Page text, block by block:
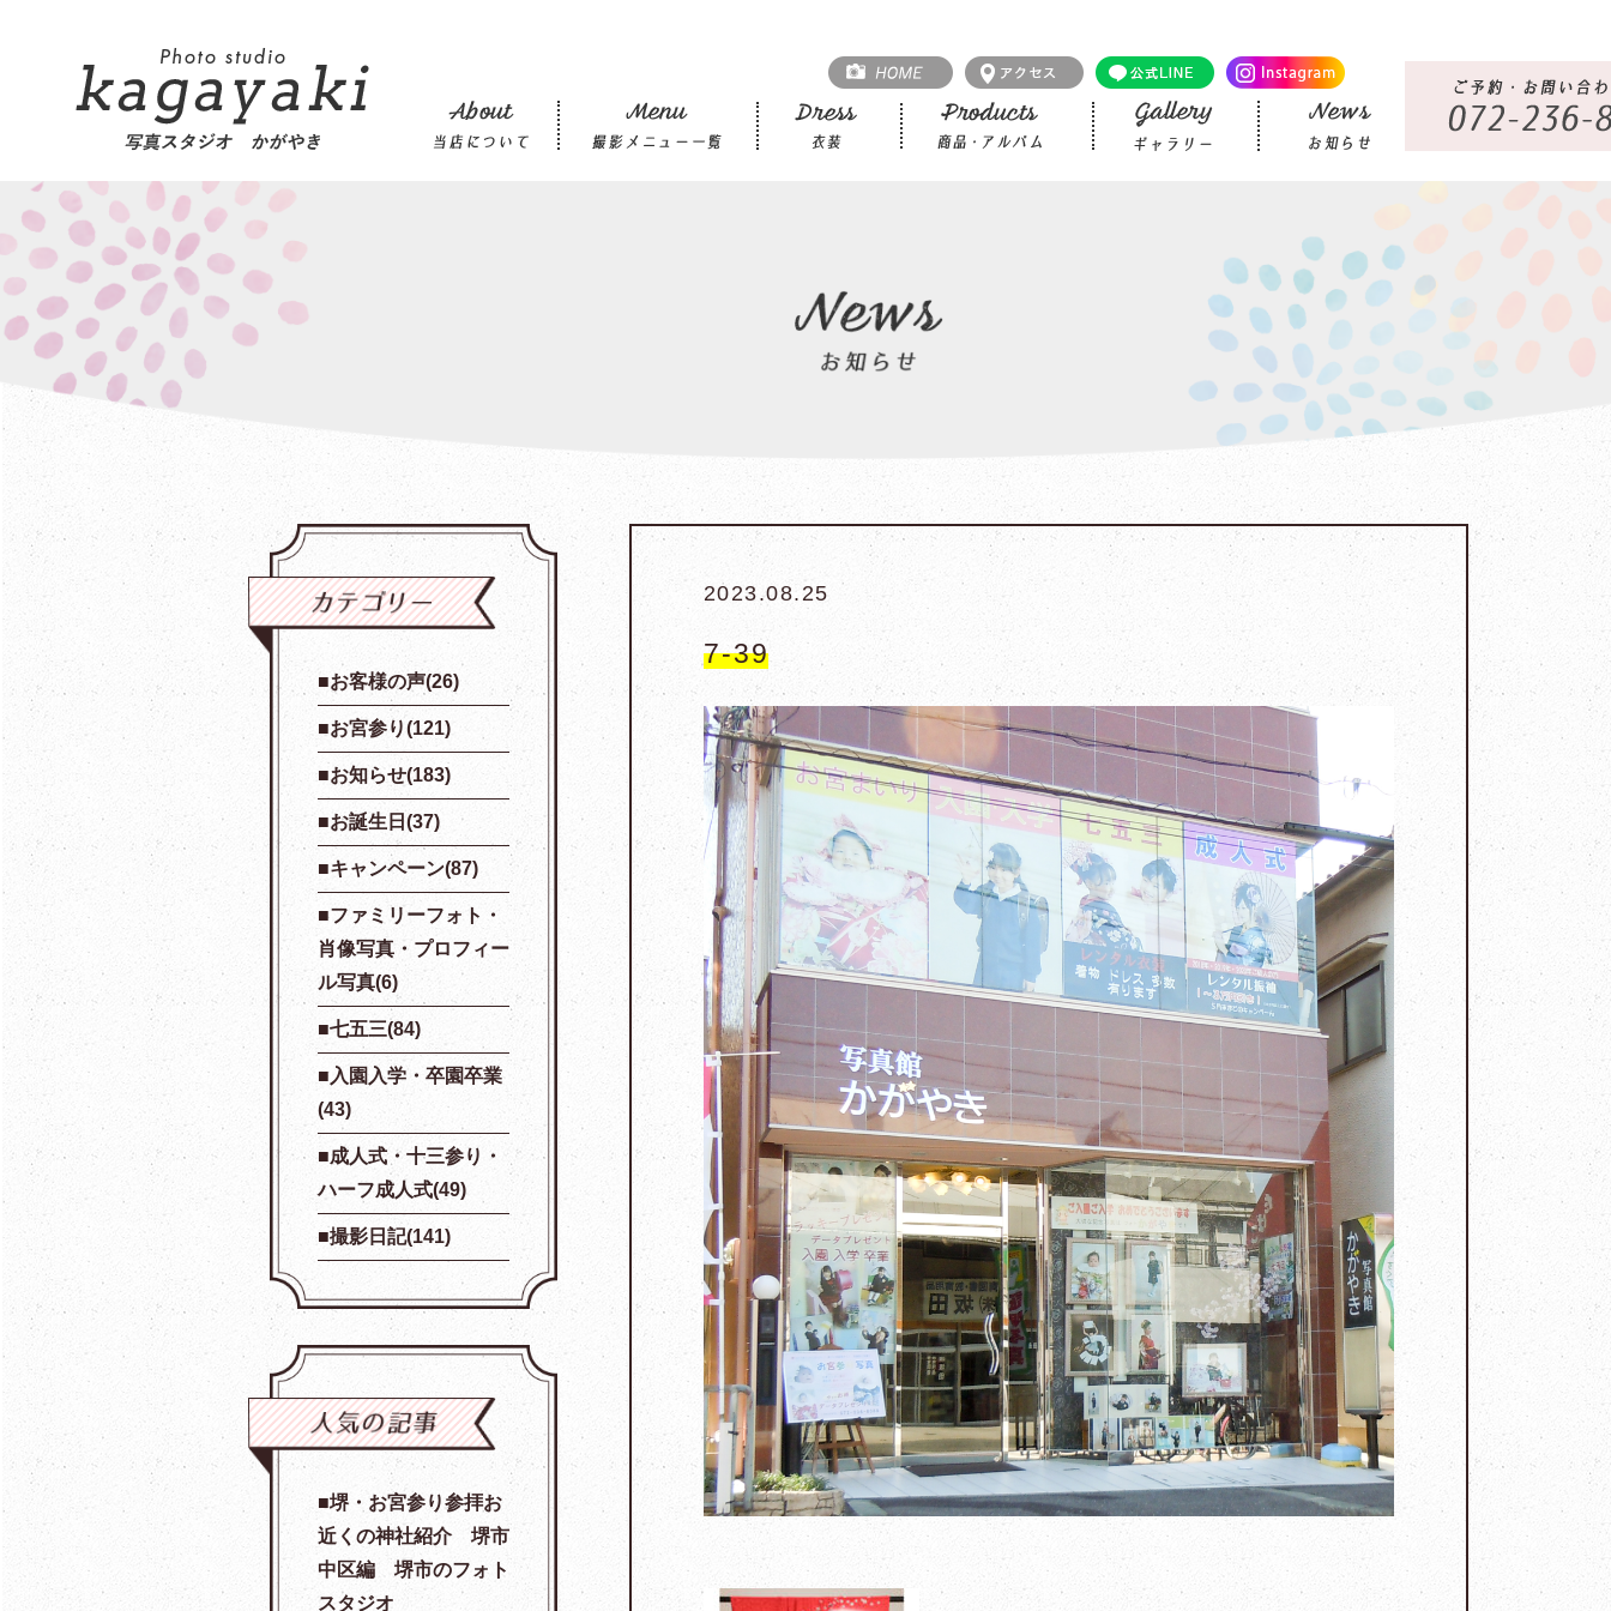
お客様の声(26)
お宮参り(121)
お知らせ(183)
お誕生日(37)
キャンペーン(87)
ファミリーフォト・
肖像写真・プロフィー
ル写真(6)
七五三(84)
入園入学・卒園卒業
(43)
成人式・十三参り・
ハーフ成人式(49)
撮影日記(141)
堺・お宮参り参拝お
近くの神社紹介 堺市
中区編 堺市のフォト
スタジオ
2023.08.25
7-39